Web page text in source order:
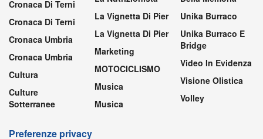
Cronaca Di Terni
Cronaca Di Terni
Cronaca Umbria
Cronaca Umbria
Cultura
Culture
Sotterranee
La Vignetta Di Pier
La Vignetta Di Pier
Marketing
MOTOCICLISMO
Musica
Musica
Unika Burraco
Unika Burraco E
Bridge
Video In Evidenza
Visione Olistica
Volley
Preferenze privacy